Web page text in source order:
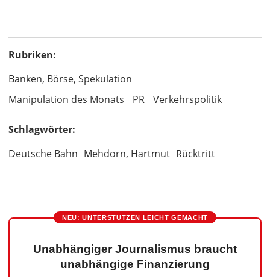
Rubriken:
Banken, Börse, Spekulation
Manipulation des Monats
PR Verkehrspolitik
Schlagwörter:
Deutsche Bahn Mehdorn, Hartmut Rücktritt
NEU: UNTERSTÜTZEN LEICHT GEMACHT
Unabhängiger Journalismus braucht
unabhängige Finanzierung